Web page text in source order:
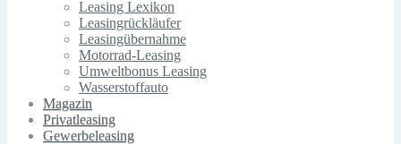
Leasing Lexikon
Leasingrückläufer
Leasingübernahme
Motorrad-Leasing
Umweltbonus Leasing
Wasserstoffauto
Magazin
Privatleasing
Gewerbeleasing